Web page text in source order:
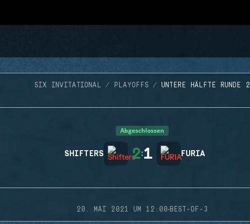
SIX INVITATIONAL PLAYOFFS UNTERE HÄLFTE RUNDE 2
Abgeschlossen
SHIFTERS 2:1 FURIA
20. MAI 2021 UM 12:00·BEST-OF-3